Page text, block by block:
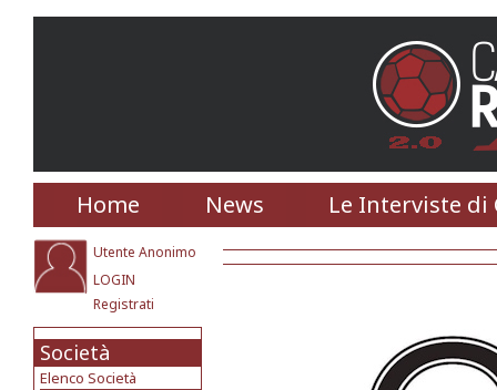
Home News Le Interviste di
Utente Anonimo
LOGIN
Registrati
Società
Elenco Società